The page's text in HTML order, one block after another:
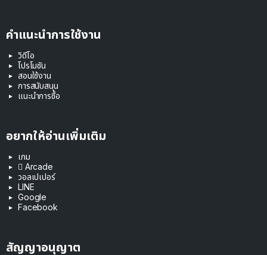
คำแนะนำการใช้งาน
วิดีโอ
โปรโมชัน
สอนใช้งาน
การสนับสนุน
แนะนำการซื้อ
อยากให้อ่านเพิ่มเติม
เกม
 Arcade
วอลเปเปอร์
LINE
Google
Facebook
สัญญาอนุญาต